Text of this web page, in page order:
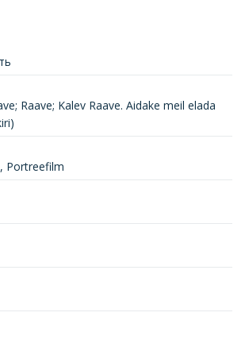
Raave; Kalev Raave. Aidake meil elada
Portreefilm